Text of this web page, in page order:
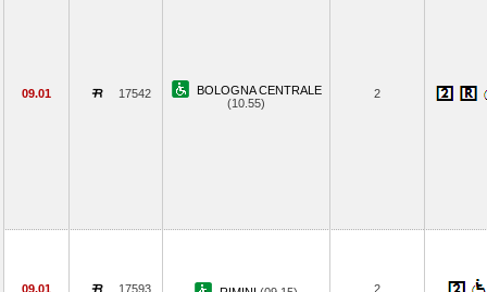
09.01 17542
BOLOGNA CENTRALE
(10.55)
2
09.01 17593 2